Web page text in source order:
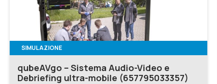
SIMULAZIONE
qubeAVgo – Sistema Audio-Video e
Debriefing ultra-mobile (657795033357)